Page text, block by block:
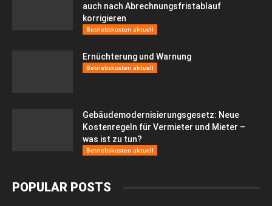
auch nach Abrechnungsfristablauf
korrigieren
Betriebskosten aktuell
Ernüchterung und Warnung
Betriebskosten aktuell
Gebäudemodernisierungsgesetz: Neue
Kostenregeln für Vermieter und Mieter –
was ist zu tun?
Betriebskosten aktuell
POPULAR POSTS